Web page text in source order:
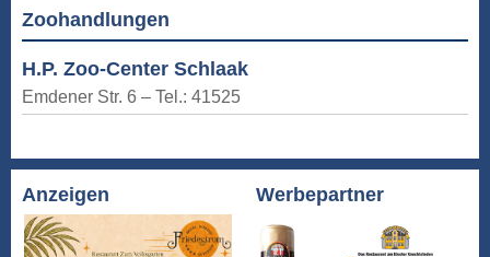
Zoohandlungen
H.P. Zoo-Center Schlaak
Emdener Str. 6 – Tel.: 41525
Anzeigen Werbepartner